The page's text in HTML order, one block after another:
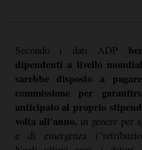
Secondo i dati ADP
dipendenti a livello
sarebbe disposto a
commissione per
anticipato al proprio
volta all'anno, in genere per
e di emergenza